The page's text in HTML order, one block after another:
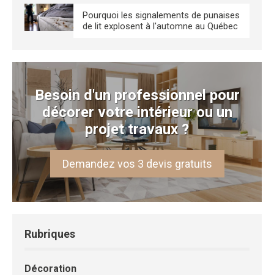
Pourquoi les signalements de punaises
de lit explosent à l'automne au Québec
Besoin d'un professionnel pour
décorer votre intérieur ou un
projet travaux ?
Demandez vos 3 devis gratuits
Rubriques
Décoration